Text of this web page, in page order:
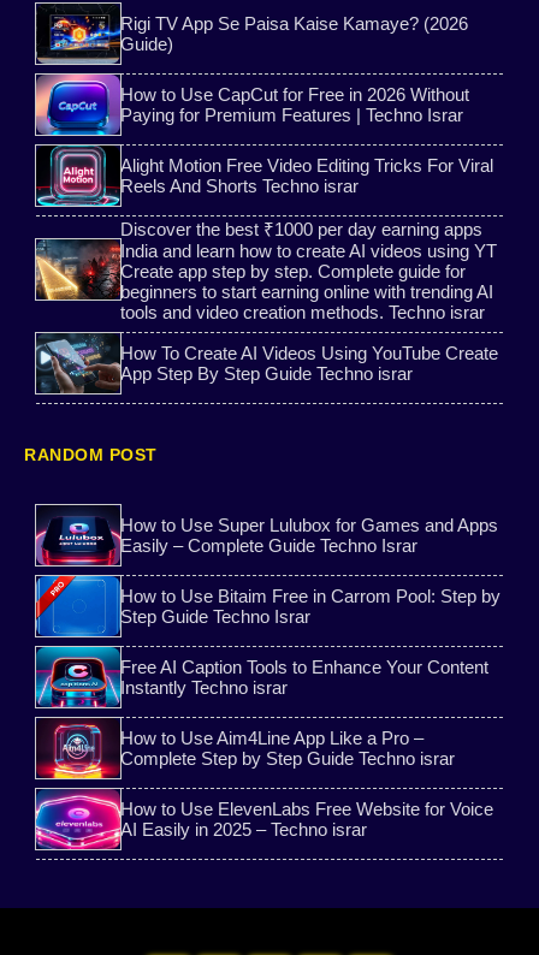
Alight Motion Tutorial
without login followers WePhone Free Calls
PixelLab App Tutorial AI Images Generator Free
Social media free online sms
PhotoRoom App Tutorial Super Lulubox
Free Temporary Indian free gas cylinder yojana
OTP Hack Game Earning
Ayushman Bharat Yojana Guide KineMaster
Free Number Verification 2025
Aadhaar Card Download All vpn mod
Game trick Aim Tool
Bitaim Free Guide Lulubox
Rigi TV App Se Paisa Kaise Kamaye? (2026
Guide)
How to Use CapCut for Free in 2026 Without
Paying for Premium Features | Techno Israr
Alight Motion Free Video Editing Tricks For Viral
Reels And Shorts Techno israr
Discover the best ₹1000 per day earning apps
India and learn how to create AI videos using YT
Create app step by step. Complete guide for
beginners to start earning online with trending AI
tools and video creation methods. Techno israr
How To Create AI Videos Using YouTube Create
App Step By Step Guide Techno israr
RANDOM POST
How to Use Super Lulubox for Games and Apps
Easily – Complete Guide Techno Israr
How to Use Bitaim Free in Carrom Pool: Step by
Step Guide Techno Israr
Free AI Caption Tools to Enhance Your Content
Instantly Techno israr
How to Use Aim4Line App Like a Pro –
Complete Step by Step Guide Techno israr
How to Use ElevenLabs Free Website for Voice
AI Easily in 2025 – Techno israr